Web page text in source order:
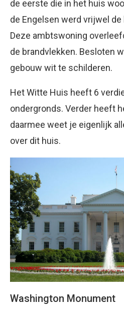
de eerste die in het huis
de Engelsen werd vrijwel
Deze ambtswoning
de brandvlekken. Besloten
gebouw wit te schilderen.
Het Witte Huis heeft 6
ondergronds. Verder heeft
daarmee weet je eigenlijk
over dit huis.
Washington Monument